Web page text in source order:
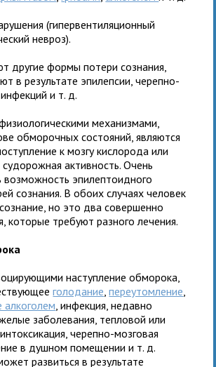
(гипервентиляционный
невроз).
другие формы потери сознания,
в результате эпилепсии, черепно-
и т. д.
механизмами,
обморочных состояний, являются
к мозгу кислорода или
активность. Очень
эпилептоидного
сознания. В обоих случаях человек
но это два совершенно
которые требуют разного лечения.
наступление обморока,
голодание ,переутомление
алкоголем , инфекция, недавно
заболевания, тепловой или
черепно-мозговая
в душном помещении и т. д.
развиться в результате